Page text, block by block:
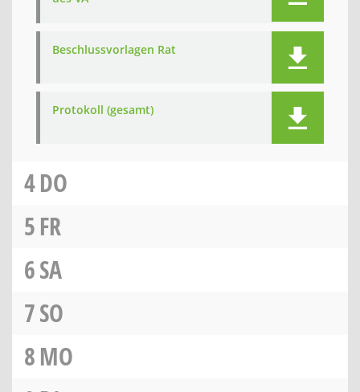
Beschlussvorlagen Rat
Protokoll (gesamt)
4DO
5FR
6SA
7SO
8MO